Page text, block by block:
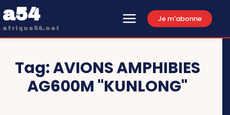
a54
afrique54.net
Je m'abonne
Tag:AVIONS AMPHIBIES
AG600M "KUNLONG"